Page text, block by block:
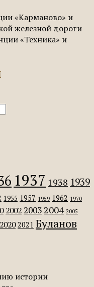
«Карманово» и
железной дороги
«Техника» и
1937 1938 1939
1955 1957 1959 1962 1970
2002 20032004 2005
2020 2021 Буланов
истории